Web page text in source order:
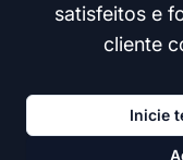
satisfeitos e
cliente
Inicie